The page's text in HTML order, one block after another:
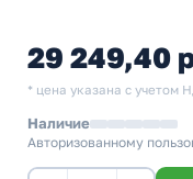
29 249,40
* цена указана с учетом
Наличие
Авторизованному